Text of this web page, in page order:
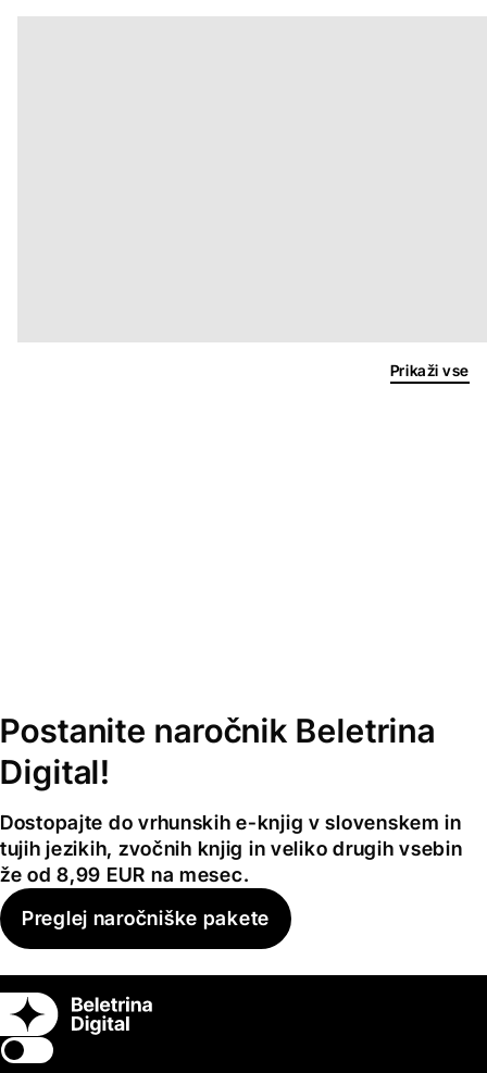
Prikaži vse
Postanite naročnik Beletrina
Digital!
Dostopajte do vrhunskih e-knjig v slovenskem in
tujih jezikih, zvočnih knjig in veliko drugih vsebin
že od 8,99 EUR na mesec.
Preglej naročniške pakete
Switch theme